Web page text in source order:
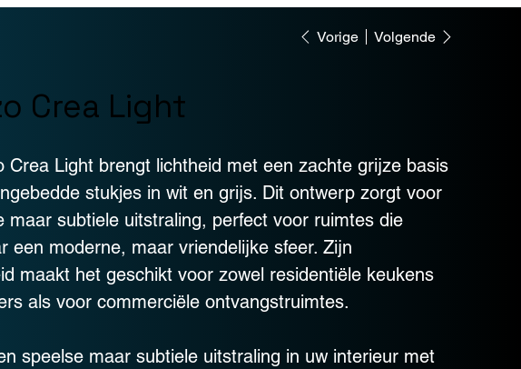
Vorige Volgende
Crea Light
Crea Light brengt lichtheid met een zachte grijze basis
stukjes in wit en grijs. Dit ontwerp zorgt voor
maar subtiele uitstraling, perfect voor ruimtes die
een moderne, maar vriendelijke sfeer. Zijn
maakt het geschikt voor zowel residentiële keukens
als voor commerciële ontvangstruimtes.
speelse maar subtiele uitstraling in uw interieur met